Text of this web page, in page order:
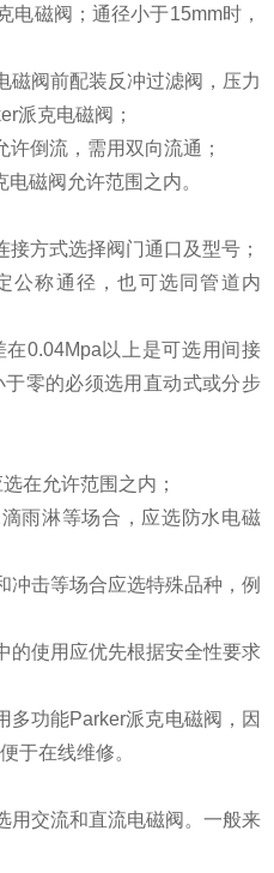
电磁阀；通径小于15mm时，
磁阀前配装反冲过滤阀，压力
派克电磁阀；
倒流，需用双向流通；
磁阀允许范围之内。
方式选择阀门通口及型号；
公称通径，也可选同管道内
0.04Mpa以上是可选用间接
零的必须选用直动式或分步
在允许范围之内；
雨淋等场合，应选防水电磁
冲击等场合应选特殊品种，例
的使用应优先根据安全性要求
多功能Parker派克电磁阀，因
于在线维修。
用交流和直流电磁阀。一般来